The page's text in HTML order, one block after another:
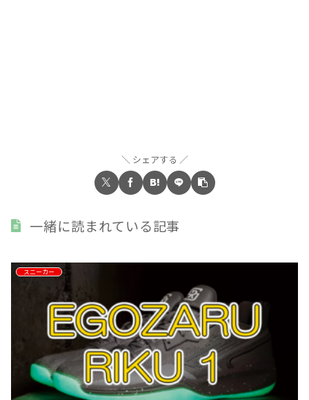
シェアする
一緒に読まれている記事
スニーカー